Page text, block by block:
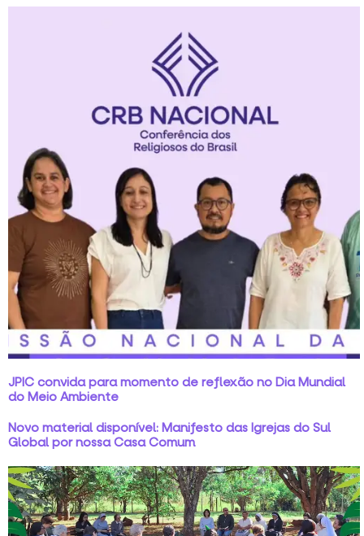
JPIC convida para momento de reflexão no Dia Mundial
do Meio Ambiente
Novo material disponível: Manifesto das Igrejas do Sul
Global por nossa Casa Comum